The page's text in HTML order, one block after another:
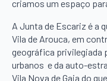
criamos um espaço
A Junta de Escariz é a
Vila de Arouca, em
geográfica privilegiada
urbanos e da auto-
Vila Nova de Gaia do